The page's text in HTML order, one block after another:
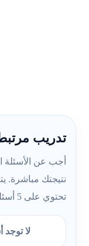
تدريب
أجب عن الأسئلة
نتيجتك مباشرة.
تحتوي على 5 أسئلة.
لا توجد